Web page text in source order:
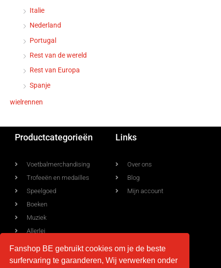
Italie
Nederland
Portugal
Rest van de wereld
Rest van Europa
Spanje
wielrennen
Productcategorieën
Voetbalmerchandising
Trofeeën en medailles
Speelgoed
Boeken
Muziek
Allerlei
Links
Over ons
Blog
Mijn account
Fanshop BE gebruikt cookies om je de beste
surfervaring te garanderen, Wij verwerken onder